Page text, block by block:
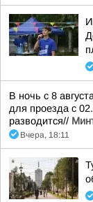
В ночь с 8
для проезда с
разводится//
Вчера, 18:11